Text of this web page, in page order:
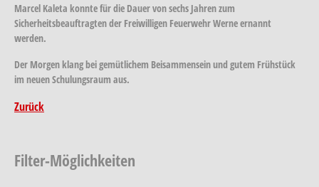
Marcel Kaleta konnte für die Dauer von sechs Jahren zum
Sicherheitsbeauftragten der Freiwilligen Feuerwehr Werne ernannt
werden.
Der Morgen klang bei gemütlichem Beisammensein und gutem Frühstück
im neuen Schulungsraum aus.
Zurück
Filter-Möglichkeiten